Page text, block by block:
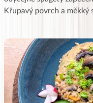
Křupavý povrch a měkký